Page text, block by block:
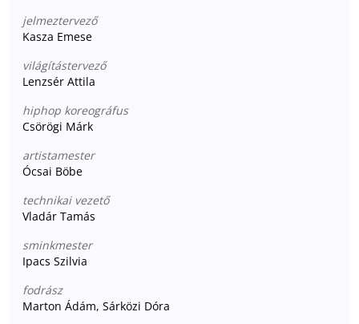
jelmeztervező
Kasza Emese
világítástervező
Lenzsér Attila
hiphop koreográfus
Csörögi Márk
artistamester
Ócsai Böbe
technikai vezető
Vladár Tamás
sminkmester
Ipacs Szilvia
fodrász
Marton Ádám, Sárközi Dóra